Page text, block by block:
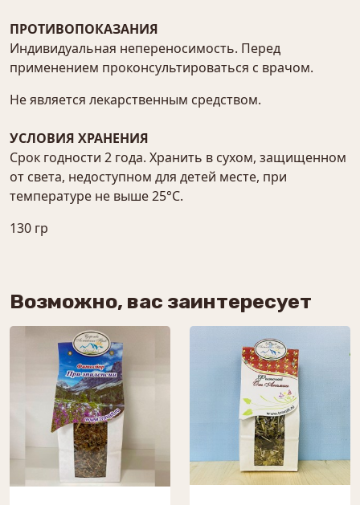
ПРОТИВОПОКАЗАНИЯ
Индивидуальная непереносимость. Перед
применением проконсультироваться с врачом.
Не является лекарственным средством.
УСЛОВИЯ ХРАНЕНИЯ
Срок годности 2 года. Хранить в сухом, защищенном
от света, недоступном для детей месте, при
температуре не выше 25°С.
130 гр
Возможно, вас заинтересует